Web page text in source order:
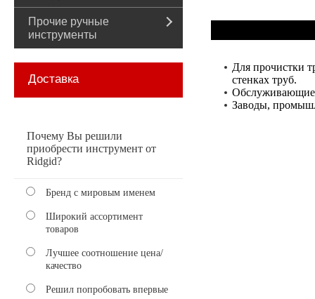
Прочие ручные
инструменты
Доставка
Почему Вы решили
приобрести инструмент от
Ridgid?
Бренд с мировым именем
Широкий ассортимент
товаров
Лучшее соотношение цена/
качество
Решил попробовать впервые
Для прочистки
стенках труб.
Заводы,